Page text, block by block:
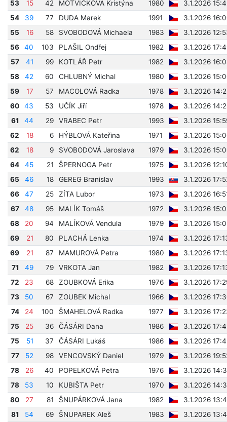
53 15 42 MOTVIČKOVÁ Kristýna 1980
3.1.2026
54
39 77 DUDA Marek 1991
3.1.2026
55
16 58 SVOBODOVÁ Michaela 1983
3.1.2026
56
40 103 PLAŠIL Ondřej 1982
3.1.2026
57
41 99 KOTLÁŘ Petr 1982
3.1.2026
58
42 60 CHLUBNÝ Michal 1980
3.1.2026
59
17 57 MACOLOVÁ Radka 1978
3.1.2026
60
43 53 UČÍK Jiří 1978
3.1.2026
61
44 29 VRABEC Petr 1993
3.1.2026
62
18 6 HÝBLOVÁ Kateřina 1971
3.1.2026
62
18 9 SVOBODOVÁ Jaroslava 1979
3.1.2026
64
45 21 ŠPERNOGA Petr 1975
3.1.2026
65
46 18 GEREG Branislav 1993
3.1.2026
66
47 25 ZÍTA Lubor 1973
3.1.2026
67
48 95 MALÍK Tomáš 1972
3.1.2026
68
20 94 MALÍKOVÁ Vendula 1979
3.1.2026
69
21 80 PLACHÁ Lenka 1974
3.1.2026
69
21 87 MAMUROVÁ Petra 1980
3.1.2026
71
49 79 VRKOTA Jan 1982
3.1.2026
72
23 68 ZOUBKOVÁ Erika 1976
3.1.2026
73
50 67 ZOUBEK Michal 1966
3.1.2026
74
24 100 ŠMAHELOVÁ Radka 1977
3.1.2026
75
25 36 ČÁSÁRI Dana 1986
3.1.2026
75
51 37 ČÁSÁRI Lukáš 1986
3.1.2026
77
52 98 VENCOVSKÝ Daniel 1979
3.1.2026
78
26 40 POPELKOVÁ Petra 1976
3.1.2026
78
53 10 KUBIŠTA Petr 1970
3.1.2026
80
27 81 ŠNUPÁRKOVÁ Jana 1982
3.1.2026
81
54 69 ŠNUPAREK Aleš 1983
3.1.2026